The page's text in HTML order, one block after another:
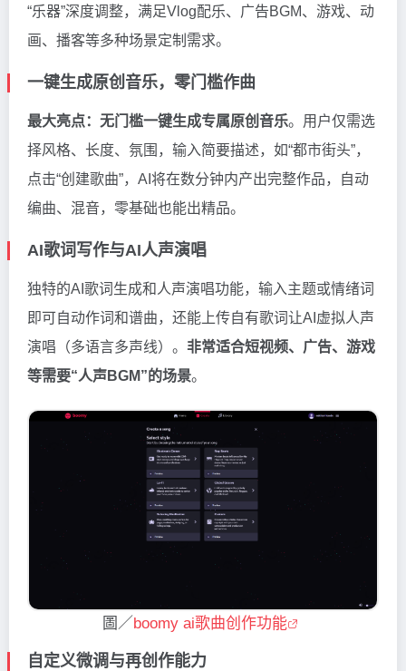
“乐器”深度调整，满足Vlog配乐、广告BGM、游戏、动
画、播客等多种场景定制需求。
一键生成原创音乐，零门槛作曲
最大亮点：无门槛一键生成专属原创音乐。用户仅需选
择风格、长度、氛围，输入简要描述，如“都市街头”，
点击“创建歌曲”，AI将在数分钟内产出完整作品，自动
编曲、混音，零基础也能出精品。
AI歌词写作与AI人声演唱
独特的AI歌词生成和人声演唱功能，输入主题或情绪词
即可自动作词和谱曲，还能上传自有歌词让AI虚拟人声
演唱（多语言多声线）。 非常适合短视频、广告、游戏
等需要“人声BGM”的场景。
圖／boomy ai歌曲创作功能
自定义微调与再创作能力